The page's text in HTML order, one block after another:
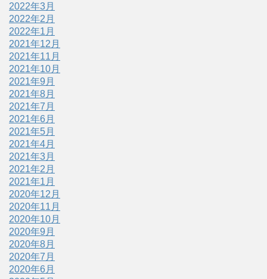
2022年3月
2022年2月
2022年1月
2021年12月
2021年11月
2021年10月
2021年9月
2021年8月
2021年7月
2021年6月
2021年5月
2021年4月
2021年3月
2021年2月
2021年1月
2020年12月
2020年11月
2020年10月
2020年9月
2020年8月
2020年7月
2020年6月